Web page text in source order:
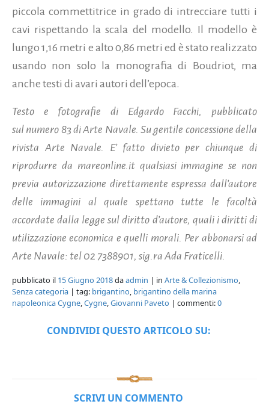
piccola commettitrice in grado di intrecciare tutti i
cavi rispettando la scala del modello. Il modello è
lungo 1,16 metri e alto 0,86 metri ed è stato realizzato
usando non solo la monografia di Boudriot, ma
anche testi di avari autori dell’epoca.
Testo e fotografie di Edgardo Facchi, pubblicato
sul numero 83 di Arte Navale. Su gentile concessione della
rivista Arte Navale. E’ fatto divieto per chiunque di
riprodurre da mareonline.it qualsiasi immagine se non
previa autorizzazione direttamente espressa dall’autore
delle immagini al quale spettano tutte le facoltà
accordate dalla legge sul diritto d’autore, quali i diritti di
utilizzazione economica e quelli morali. Per abbonarsi ad
Arte Navale: tel 02 7388901, sig.ra Ada Fraticelli.
pubblicato il 15 Giugno 2018daadmin | in Arte & Collezionismo,
Senza categoria | tag: brigantino, brigantino della marina
napoleonica Cygne,Cygne,Giovanni Paveto | commenti:0
CONDIVIDI QUESTO ARTICOLO SU:
SCRIVI UN COMMENTO